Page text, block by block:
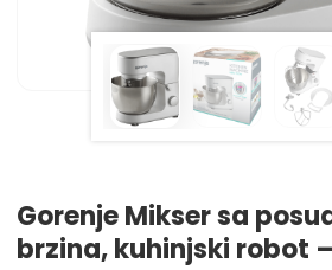
Gorenje Mikser sa
brzina, kuhinjski robot